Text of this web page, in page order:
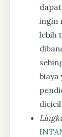
ingin
lebih
biaya
dicicil